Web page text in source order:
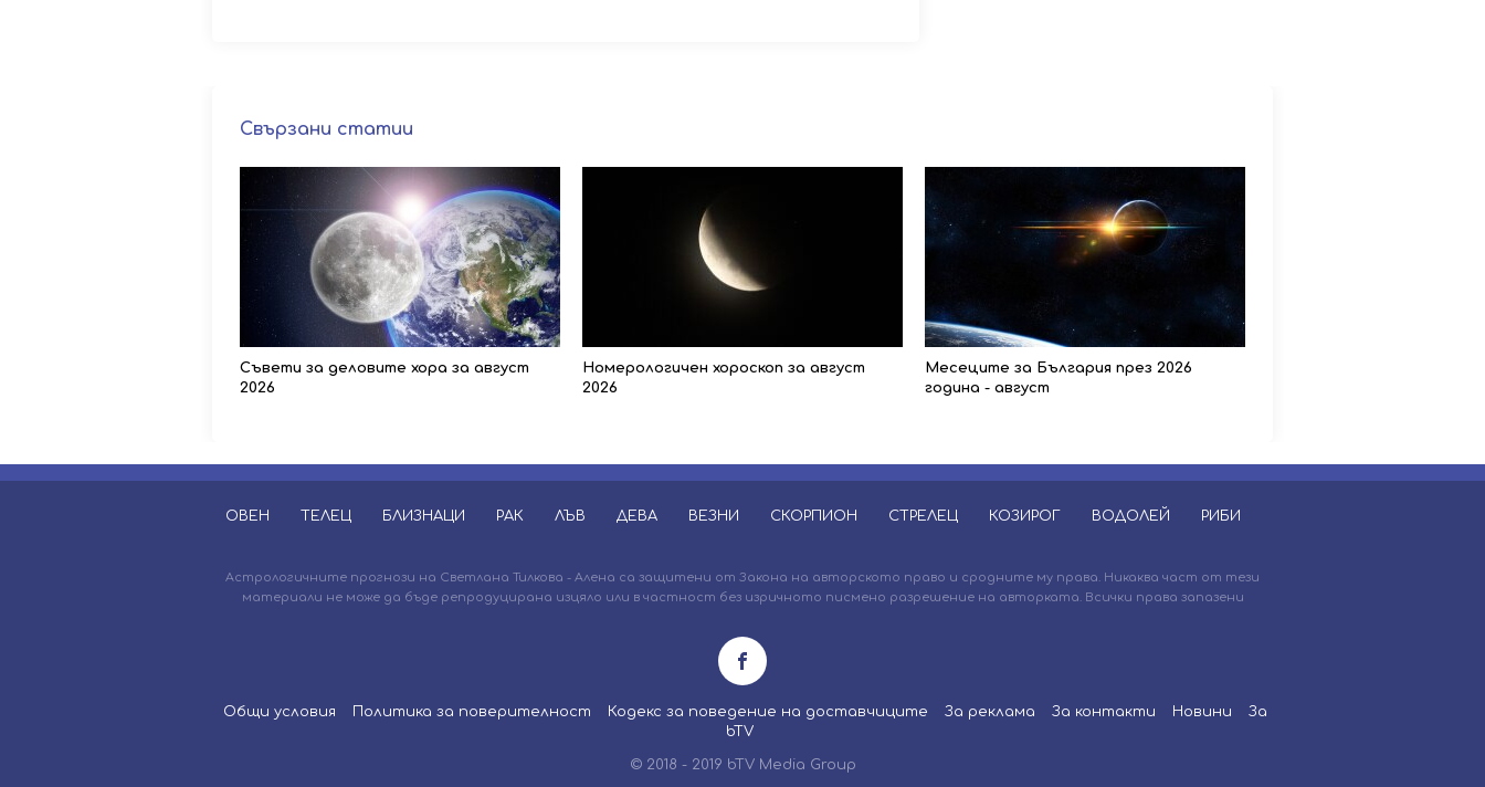
Свързани статии
Съвети за деловите хора за август
2026
Номерологичен хороскоп за август
2026
Месеците за България през 2026
година - август
ОВЕН ТЕЛЕЦ БЛИЗНАЦИ РАК ЛЪВ ДЕВА ВЕЗНИ СКОРПИОН СТРЕЛЕЦ КОЗИРОГ ВОДОЛЕЙ РИБИ
Астрологичните прогнози на Светлана Тилкова - Алена са защитени от Закона на авторското право и сродните му права. Никаква част от тези
материали не може да бъде репродуцирана изцяло или в частност без изричното писмено разрешение на авторката. Всички права запазени
Общи условия Политика за поверителност Кодекс за поведение на доставчиците За реклама За контакти Новини
За
bTV
© 2018 - 2019 bTV Media Group